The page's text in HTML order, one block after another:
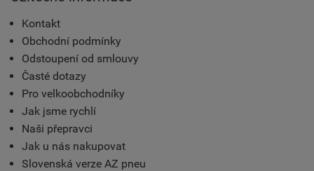
Kontakt
Obchodní podmínky
Odstoupení od smlouvy
Časté dotazy
Pro velkoobchodníky
Jak jsme rychlí
Naši přepravci
Jak u nás nakupovat
Slovenská verze AZ pneu